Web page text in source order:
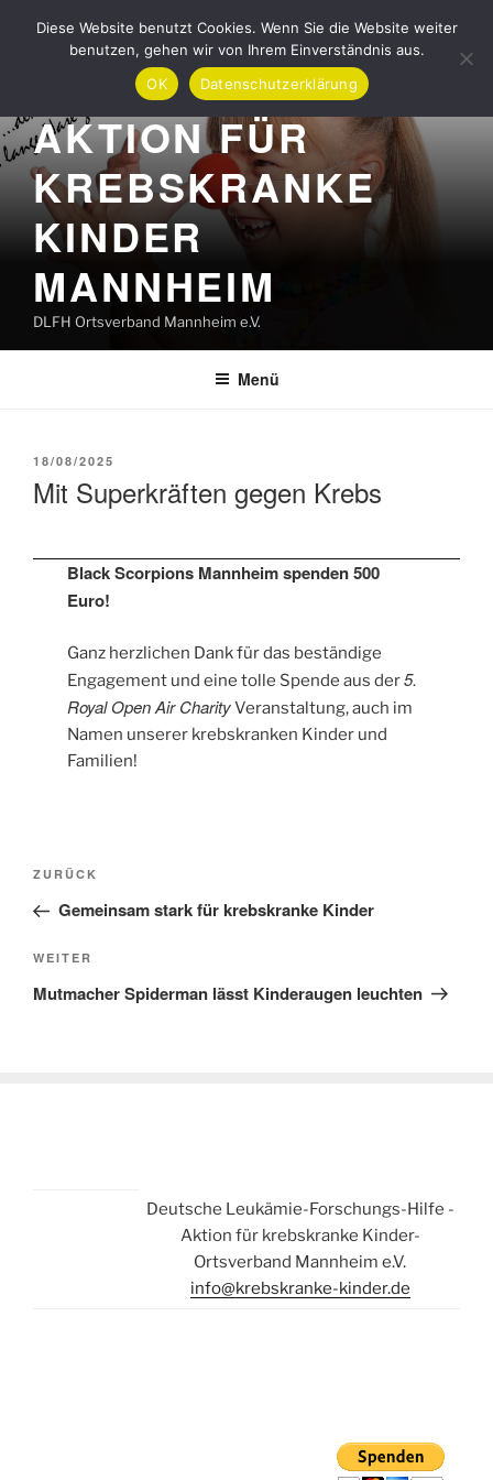
Inhalt
AKTION FÜR
KREBSKRANKE
KINDER
MANNHEIM
DLFH Ortsverband Mannheim e.V.
Menü
VERÖFFENTLICHT
18/08/2025
Mit Superkräften gegen Krebs
Black Scorpions Mannheim spenden 500
Euro!
Ganz herzlichen Dank für das beständige
Engagement und eine tolle Spende aus der5.
Royal Open Air CharityVeranstaltung, auch im
Namen unserer krebskranken Kinder und
Familien!
Beitragsnavigation
Vorheriger
Beitrag
ZURÜCK
Gemeinsam stark für krebskranke Kinder
Nächster
Beitrag
WEITER
Mutmacher Spiderman lässt Kinderaugen leuchten
Deutsche Leukämie-Forschungs-Hilfe -
Aktion für krebskranke Kinder-
Ortsverband Mannheim e.V.
info@krebskranke-kinder.de
Diese Website benutzt Cookies. Wenn Sie die Website weiter
benutzen, gehen wir von Ihrem Einverständnis aus.
OK
Datenschutzerklärung